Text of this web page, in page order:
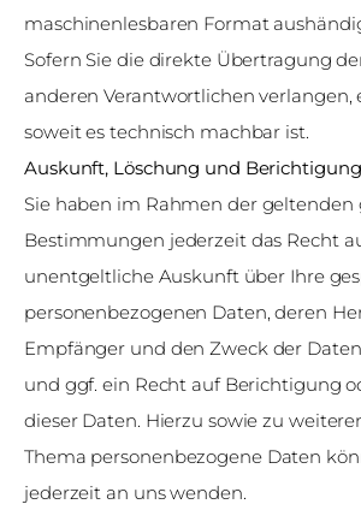
maschinenlesbaren Format
Sofern Sie die direkte Übertragung
anderen Verantwortlichen verlangen,
soweit es technisch machbar ist.
Auskunft, Löschung und Berichtigung
Sie haben im Rahmen der geltenden
Bestimmungen jederzeit das Recht
unentgeltliche Auskunft über Ihre
personenbezogenen Daten, deren
Empfänger und den Zweck der
und ggf. ein Recht auf Berichtigung
dieser Daten. Hierzu sowie zu
Thema personenbezogene Daten
jederzeit an uns wenden.